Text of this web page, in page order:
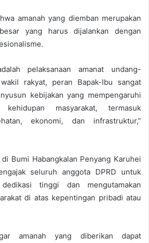
amanah yang diemban merupakan
yang harus dijalankan dengan
pelaksanaan amanat undang-
rakyat, peran Bapak-Ibu sangat
kebijakan yang mempengaruhi
masyarakat, termasuk
ekonomi, dan infrastruktur,”
Bumi Habangkalan Penyang Karuhei
seluruh anggota DPRD untuk
tinggi dan mengutamakan
di atas kepentingan pribadi atau
amanah yang diberikan dapat